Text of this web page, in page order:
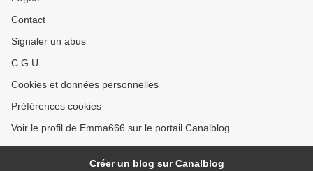
Contact
Signaler un abus
C.G.U.
Cookies et données personnelles
Préférences cookies
Voir le profil de Emma666 sur le portail Canalblog
Créer un blog sur Canalblog